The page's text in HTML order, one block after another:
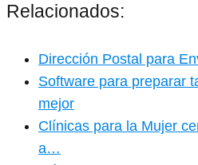
Relacionados:
Dirección Postal para
Software para preparar
mejor
Clínicas para la Mujer
a…